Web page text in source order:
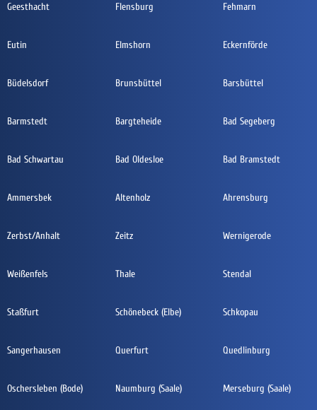
Geesthacht Flensburg Fehmarn
Eutin Elmshorn Eckernförde
Büdelsdorf Brunsbüttel Barsbüttel
Barmstedt Bargteheide Bad Segeberg
Bad Schwartau Bad Oldesloe Bad Bramstedt
Ammersbek Altenholz Ahrensburg
Zerbst/Anhalt Zeitz Wernigerode
Weißenfels Thale Stendal
Staßfurt Schönebeck (Elbe) Schkopau
Sangerhausen Querfurt Quedlinburg
Oschersleben (Bode) Naumburg (Saale) Merseburg (Saale)